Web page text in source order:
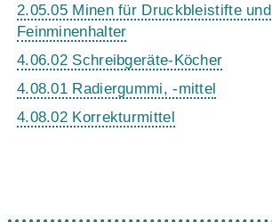
2.05.05 Minen für Druckbleistifte und
Feinminenhalter
4.06.02 Schreibgeräte-Köcher
4.08.01 Radiergummi, -mittel
4.08.02 Korrekturmittel